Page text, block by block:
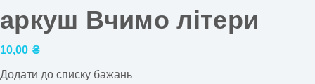
аркуш Вчимо літери
10,00 ₴
Додати до списку бажань